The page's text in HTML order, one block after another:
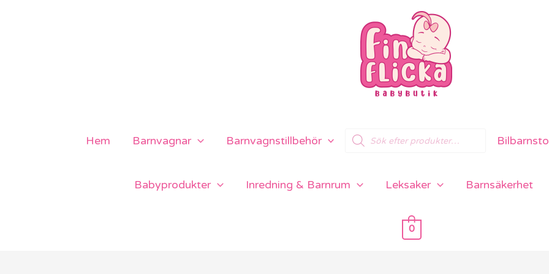
Hem Barnvagnar Barnvagnstillbehör
Products
search
Babyprodukter Inredning & Barnrum Leksaker Barnsäkerhet
0